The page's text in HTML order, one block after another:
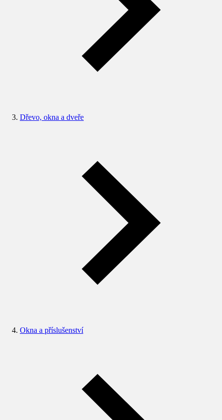
Dřevo, okna a dveře
Okna a příslušenství